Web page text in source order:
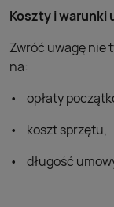
Koszty i warunki
Zwróć uwagę nie
na:
opłaty
koszt sprzętu,
długość